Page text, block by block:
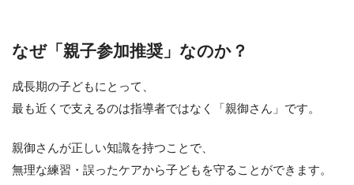
なぜ「親子参加推奨」なのか？
成長期の子どもにとって、
最も近くで支えるのは指導者ではなく「親御さん」です。
親御さんが正しい知識を持つことで、
無理な練習・誤ったケアから子どもを守ることができます。